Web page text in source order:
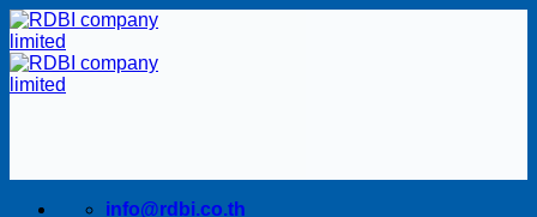
Skip
to
content
info@rdbi.co.th